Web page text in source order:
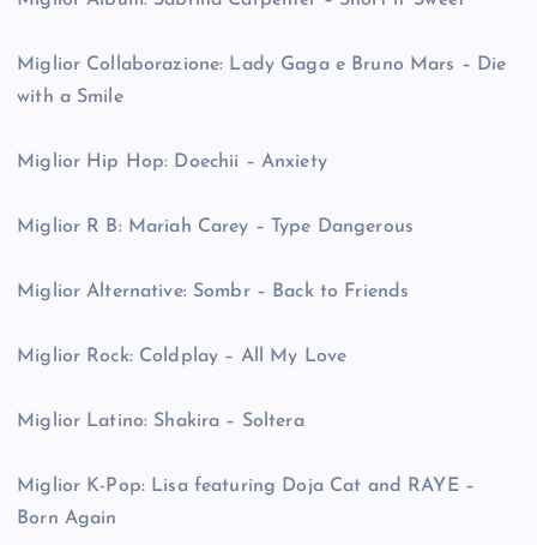
Miglior Collaborazione: Lady Gaga e Bruno Mars – Die
with a Smile
Miglior Hip Hop: Doechii – Anxiety
Miglior R B: Mariah Carey – Type Dangerous
Miglior Alternative: Sombr – Back to Friends
Miglior Rock: Coldplay – All My Love
Miglior Latino: Shakira – Soltera
Miglior K-Pop: Lisa featuring Doja Cat and RAYE –
Born Again